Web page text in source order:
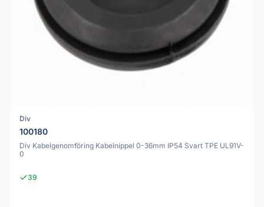
Div
100180
Div Kabelgenomföring Kabelnippel 0-36mm IP54 Svart TPE UL91V-
0
39